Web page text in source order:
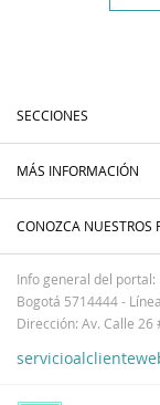
SECCIONES
MÁS INFORMACIÓN
CONOZCA NUESTROS
Info general del portal:
Bogotá 5714444 -
Dirección: Av. Calle 26